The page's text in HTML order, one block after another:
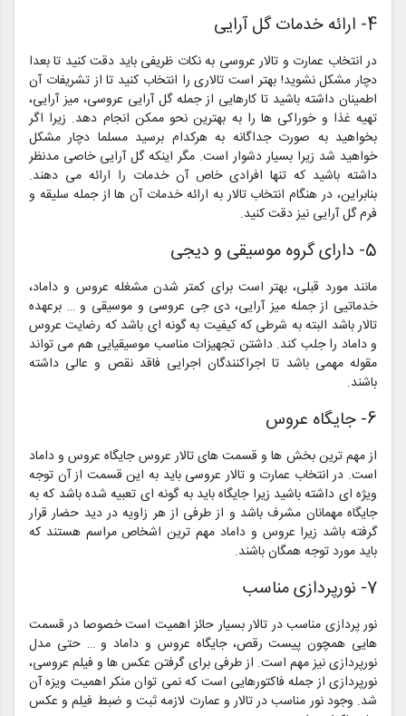
4- ارائه خدمات گل آرایی
در انتخاب عمارت و تالار عروسی به نکات ظریفی باید دقت کنید تا بعدا
دچار مشکل نشوید! بهتر است تالاری را انتخاب کنید تا از تشریفات آن
اطمینان داشته باشید تا کارهایی از جمله گل آرایی عروسی، میز آرایی،
تهیه غذا و خوراکی ها را به بهترین نحو ممکن انجام دهد. زیرا اگر
بخواهید به صورت جداگانه به هرکدام برسید مسلما دچار مشکل
خواهید شد زیرا بسیار دشوار است. مگر اینکه گل آرایی خاصی مدنظر
داشته باشید که تنها افرادی خاص آن خدمات را ارائه می دهند.
بنابراین، در هنگام انتخاب تالار به ارائه خدمات آن ها از جمله سلیقه و
فرم گل آرایی نیز دقت کنید.
5- دارای گروه موسیقی و دیجی
مانند مورد قبلی، بهتر است برای کمتر شدن مشغله عروس و داماد،
خدماتیی از جمله میز آرایی، دی جی عروسی و موسیقی و … برعهده
تالار باشد البته به شرطی که کیفیت به گونه ای باشد که رضایت عروس
و داماد را جلب کند. داشتن تجهیزات مناسب موسیقیایی هم می تواند
مقوله مهمی باشد تا اجراکنندگان اجرایی فاقد نقص و عالی داشته
باشند.
6- جایگاه عروس
از مهم ترین بخش ها و قسمت های تالار عروس جایگاه عروس و داماد
است. در انتخاب عمارت و تالار عروسی باید به این قسمت از آن توجه
ویژه ای داشته باشید زیرا جایگاه باید به گونه ای تعبیه شده باشد که به
جایگاه مهمانان مشرف باشد و از طرفی از هر زاویه در دید حضار قرار
گرفته باشد زیرا عروس و داماد مهم ترین اشخاص مراسم هستند که
باید مورد توجه همگان باشند.
7- نورپردازی مناسب
نور پردازی مناسب در تالار بسیار حائز اهمیت است خصوصا در قسمت
هایی همچون پیست رقص، جایگاه عروس و داماد و … حتی مدل
نورپردازی نیز مهم است. از طرفی برای گرفتن عکس ها و فیلم عروسی،
نورپردازی از جمله فاکتورهایی است که نمی توان منکر اهمیت ویزه آن
شد. وجود نور مناسب در تالار و عمارت لازمه ثبت و ضبط فیلم و عکس